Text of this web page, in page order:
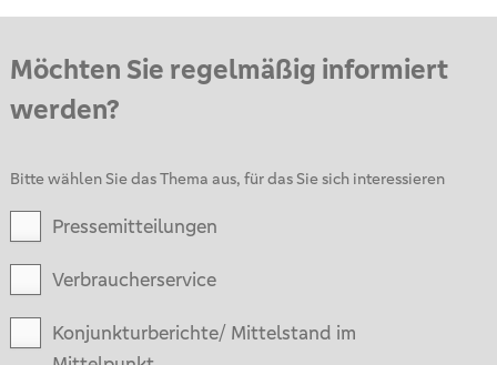
Möchten Sie regelmäßig informiert
werden?
Bitte wählen Sie das Thema aus, für das Sie sich interessieren
Pressemitteilungen
Verbraucherservice
Konjunkturberichte/ Mittelstand im